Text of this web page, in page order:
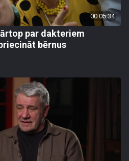
00:05:34
par dakteriem
bērnus